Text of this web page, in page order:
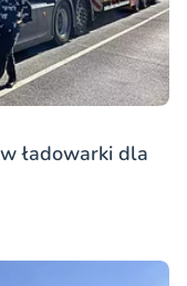
ładowarki dla